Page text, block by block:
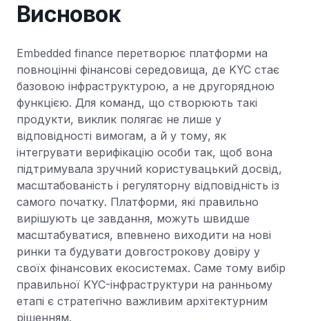
Висновок
Embedded finance перетворює платформи на
повноцінні фінансові середовища, де KYC стає
базовою інфраструктурою, а не другорядною
функцією. Для команд, що створюють такі
продукти, виклик полягає не лише у
відповідності вимогам, а й у тому, як
інтегрувати верифікацію особи так, щоб вона
підтримувала зручний користувацький досвід,
масштабованість і регуляторну відповідність із
самого початку. Платформи, які правильно
вирішують це завдання, можуть швидше
масштабуватися, впевнено виходити на нові
ринки та будувати довгострокову довіру у
своїх фінансових екосистемах. Саме тому вибір
правильної KYC-інфраструктури на ранньому
етапі є стратегічно важливим архітектурним
рішенням.